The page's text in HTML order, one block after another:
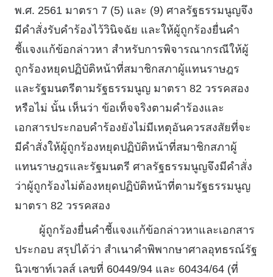
พ.ศ. 2561 มาตรา 7 (5) และ (9) ศาลรัฐธรรมนูญจึง
มีคําสั่งรับคําร้องไว้วินิจฉัย และให้ผู้ถูกร้องยื่นคํา
ชี้แจงแก้ข้อกล่าวหา สําหรับการพิจารณากรณีให้ผู้
ถูกร้องหยุดปฏิบัติหน้าที่สมาชิกสภาผู้แทนราษฎร
และรัฐมนตรีตามรัฐธรรมนูญ มาตรา 82 วรรคสอง
หรือไม่ นั้น เห็นว่า ข้อเท็จจริงตามคําร้องและ
เอกสารประกอบคําร้องยังไม่มีเหตุอันควรสงสัยที่จะ
มีคําสั่งให้ผู้ถูกร้องหยุดปฏิบัติหน้าที่สมาชิกสภาผู้
แทนราษฎรและรัฐมนตรี ศาลรัฐธรรมนูญจึงมีคําสั่ง
ว่าผู้ถูกร้องไม่ต้องหยุดปฏิบัติหน้าที่ตามรัฐธรรมนูญ
มาตรา 82 วรรคสอง
ผู้ถูกร้องยื่นคําชี้แจงแก้ข้อกล่าวหาและเอกสาร
ประกอบ สรุปได้ว่า สําเนาคําพิพากษาศาลอุทธรณ์รัฐ
นิวเซาท์เวลส์ เลขที่ 60449/94 และ 60434/64 (ที่